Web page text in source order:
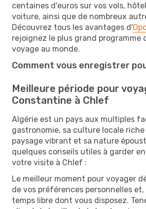
centaines d'euros sur vos vols,
voiture, ainsi que de nombreux
Découvrez tous les avantages d'
rejoignez le plus grand programme
voyage au monde.
Comment vous enregistrer
Meilleure période pour
Constantine à Chlef
Algérie est un pays aux multiples
gastronomie, sa culture locale
paysage vibrant et sa nature
quelques conseils utiles à garder
votre visite à Chlef :
Le meilleur moment pour voyager
de vos préférences personnelles et,
temps libre dont vous disposez.